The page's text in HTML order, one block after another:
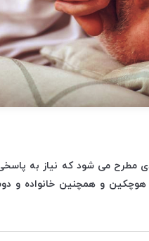
می شود که نیاز به
هوچکین و همچنین خانواده و